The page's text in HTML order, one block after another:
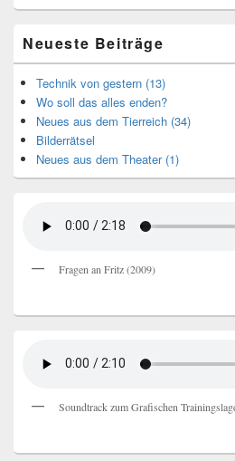
Neueste Beiträge
Technik von gestern (13)
Wo soll das alles enden?
Neues aus dem Tierreich (34)
Bilderrätsel
Neues aus dem Theater (1)
Fragen an Fritz (2009)
Soundtrack zum Grafischen